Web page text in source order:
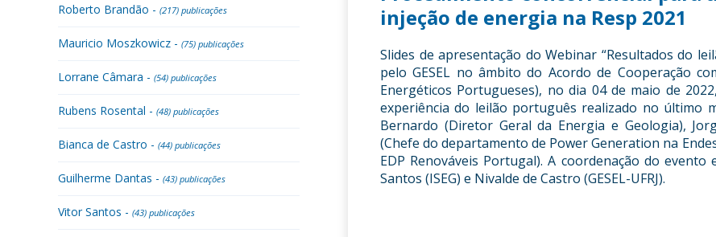
Roberto Brandão - (217) publicações
Mauricio Moszkowicz - (75) publicações
Lorrane Câmara - (54) publicações
Rubens Rosental - (48) publicações
Bianca de Castro - (44) publicações
Guilherme Dantas - (43) publicações
Vitor Santos - (43) publicações
injeção de energia na Resp 2021
Slides de apresentação do Webinar “Resultados do
pelo GESEL no âmbito do Acordo de Cooperação
Energéticos Portugueses), no dia 04 de maio de
experiência do leilão português realizado no último
Bernardo (Diretor Geral da Energia e Geologia),
(Chefe do departamento de Power Generation na
EDP Renováveis Portugal). A coordenação do
Santos (ISEG) e Nivalde de Castro (GESEL-UFRJ).